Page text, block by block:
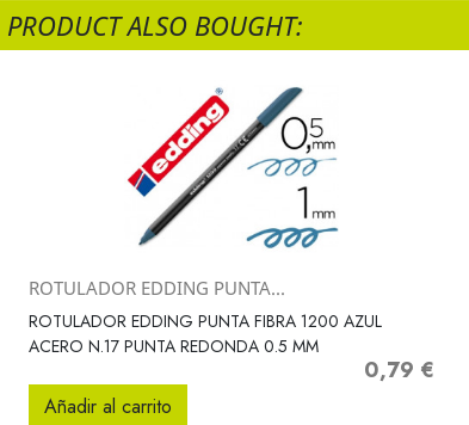
PRODUCT ALSO BOUGHT:
 Vista rápida
ROTULADOR EDDING PUNTA...
ROTULADOR EDDING PUNTA FIBRA 1200 AZUL
ACERO N.17 PUNTA REDONDA 0.5 MM
Precio
0,79 €
Añadir al carrito